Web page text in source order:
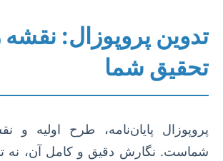
تدوین پروپوزال: نقشه
تحقیق شما
پروپوزال پایان‌نامه، طرح اولیه و
شماست. نگارش دقیق و کامل آن، نه